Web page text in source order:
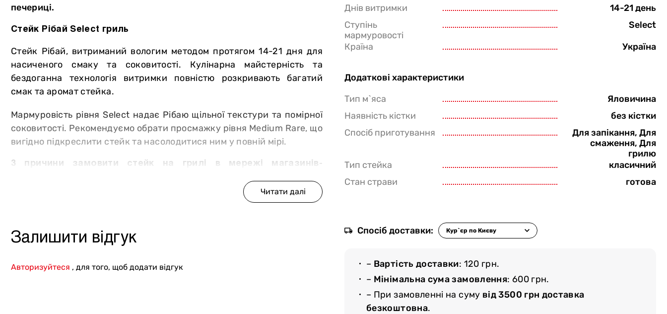
Молочна продукція
Яйця
Соуси
Спеції
Вугілля та аксесуари для гриля
Інше
Днів витримки
14-21 день
Ступінь
мармуровості
Select
Країна
Україна
Додаткові характеристики
Тип м`яса
Яловичина
Наявність кістки
без кістки
Спосіб приготування
Для запікання, Для
смаження, Для
грилю
Тип стейка
класичний
Стан страви
готова
Спосіб доставки:
– Вартість доставки: 120 грн.
– Мінімальна сума замовлення: 600 грн.
– При замовленні на суму від 3500 грн доставка
безкоштовна.
печериці.
Стейк Рібай Select гриль
Стейк Рібай, витриманий вологим методом протягом 14-21 дня для
насиченого смаку та соковитості. Кулінарна майстерність та
бездоганна технологія витримки повністю розкривають багатий
смак та аромат стейка.
Мармуровість рівня Select надає Рібаю щільної текстури та помірної
соковитості. Рекомендуємо обрати просмажку рівня Medium Rare, що
вигідно підкреслити стейк та насолодитися ним у повній мірі.
3 причини замовити стейк на грилі в мережі магазинів-
преміальний товар. Ми отримуємо сировину від сертифікованих
безпека і якість. Під час відгодівлі не використовуються гормони
перевірки на відповідність найвищим стандартам якості;
Залишити відгук
Авторизуйтеся , для того, щоб додати відгук